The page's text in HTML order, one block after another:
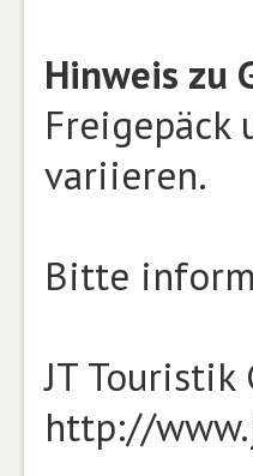
Hinweis zu
Freigepäck
variieren.
Bitte
JT
http://